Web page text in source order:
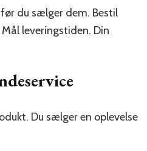
du sælger dem. Bestil
leveringstiden. Din
Du sælger en oplevelse